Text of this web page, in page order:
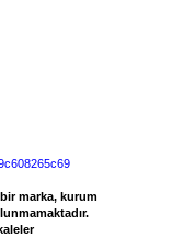
marka, kurum